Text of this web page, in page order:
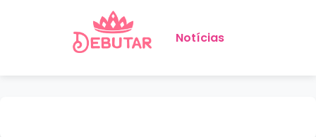
Notícias